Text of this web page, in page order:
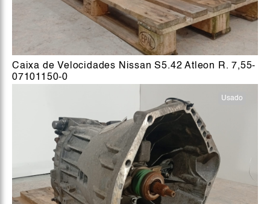
Caixa de Velocidades Nissan S5.42 Atleon R. 7,55-
07101150-0
Usado